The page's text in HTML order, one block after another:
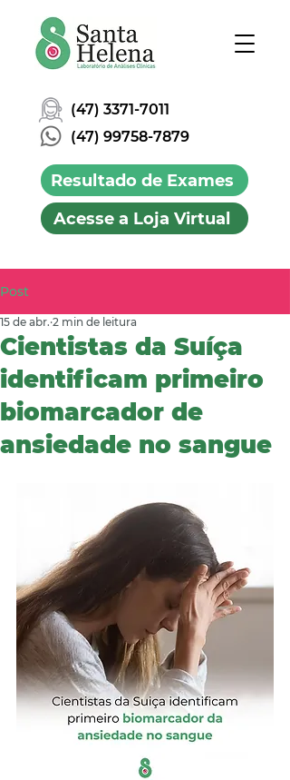
(47) 3371-7011
Resultado de Exames
Acesse a Loja Virtual
(47) 99758-7879
Post
Cientistas da Suíça
identificam primeiro
biomarcador de
ansiedade no sangue
15 de abr. 2 min de leitura